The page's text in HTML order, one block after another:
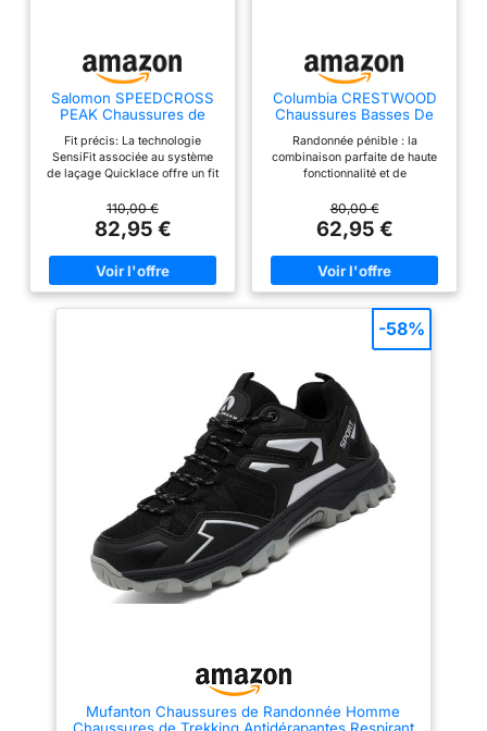
Salomon SPEEDCROSS
PEAK Chaussures de
Fit précis: La technologie
SensiFit associée au système
de laçage Quicklace offre un fit
en un instant. Protection tout-
terrain : Le pare-pierres et la
protection talon résistent aux
terrains les plus accidentés.
Adhérence active: Avec son
profil de crampons agressifs, le
110,00 €
82,95 €
Columbia CRESTWOOD
Chaussures Basses De
Homme, Noir (Shark x
Columbia Grey), 44 EU
Randonnée pénible : la
combinaison parfaite de haute
fonctionnalité et de
polyvalent vous offrira des
années de service confortable
80,00 €
62,95 €
Mufanton Chaussures de Randonnée Homme
-58%